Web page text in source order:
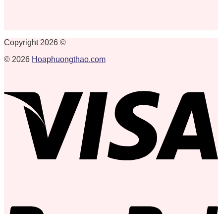
Copyright 2026 ©
© 2026 Hoaphuongthao.com